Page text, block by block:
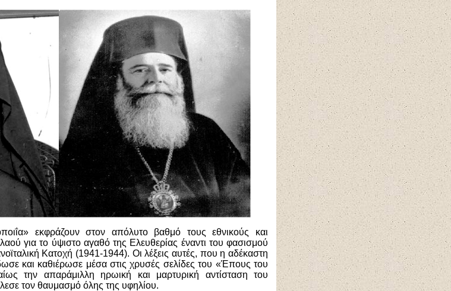
εκφράζουν στον απόλυτο βαθμό τους εθνικούς και
για το ύψιστο αγαθό της Ελευθερίας έναντι του φασισμού
Κατοχή (1941-1944). Οι λέξεις αυτές, που η αδέκαστη
και καθιέρωσε μέσα στις χρυσές σελίδες του «Έπους του
την απαράμιλλη ηρωική και μαρτυρική αντίσταση του
τον θαυμασμό όλης της υφηλίου.